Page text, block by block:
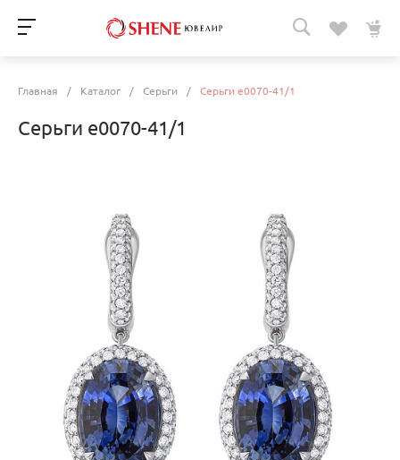
Главная / Каталог / Серьги / Серьги e0070-41/1
Серьги e0070-41/1